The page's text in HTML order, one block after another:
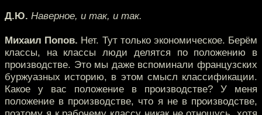
Д.Ю. Наверное, и так, и так.
Михаил Попов. Нет. Тут только экономическое. Берём
классы, на классы люди делятся по положению в
производстве. Это мы даже вспоминали французских
буржуазных историю, в этом смысл классификации.
Какое у вас положение в производстве? У меня
положение в производстве, что я не в производстве,